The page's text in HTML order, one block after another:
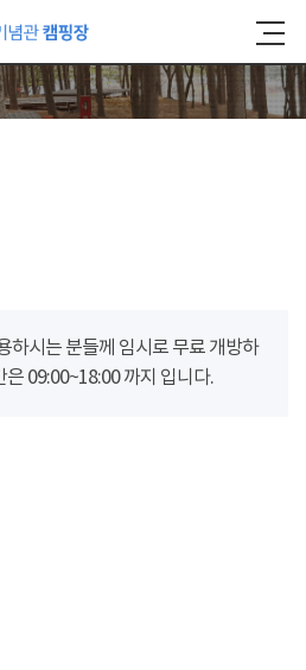
하시는 분들께 임시로 무료 개방하
은 09:00~18:00 까지 입니다.